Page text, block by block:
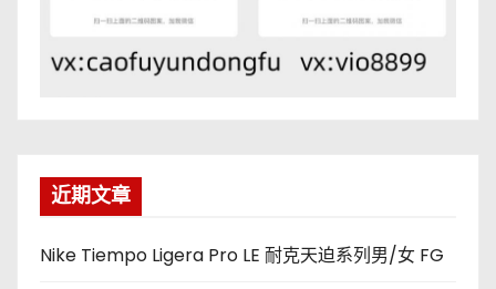
近期文章
Nike Tiempo Ligera Pro LE 耐克天迫系列男/女 FG